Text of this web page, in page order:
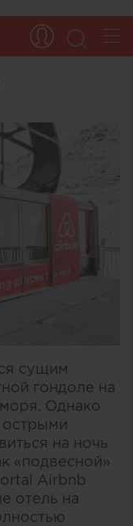
сущим
гондоле на
Однако
острыми
на ночь
«подвесной»
Airbnb
отель на